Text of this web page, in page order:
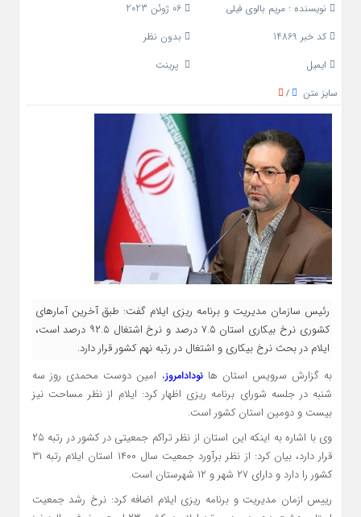
نویسنده : مریم بالوی فیلی
06 ژوئن 2023
کد خبر 14869
بدون نظر
ایمیل
پرینت
سایز متن
/
رئیس سازمان مدیریت و برنامه ریزی ایلام گفت: طبق آخرین آمارهای
کشوری نرخ بیکاری استان ۷.۵ درصد و نرخ اشتغال ۹۲.۵ درصد است،
ایلام در بحث نرخ بیکاری و اشتغال در رتبه نهم کشور قرار دارد.
به گزارش سرویس استان هانودادامروز، امین دوست محمدی روز سه
شنبه در جلسه شورای برنامه ریزی اظهار کرد: ایلام از نظر مساحت نیز
بیست و دومین استان کشور است.
وی با اشاره به اینکه این استان از نظر تراکم جمعیتی در کشور در رتبه ۲۵
قرار دارد، بیان کرد: از نظر برآورد جمعیت سال ۱۴۰۰ استان ایلام رتبه ۳۱
کشور را دارد و دارای ۲۷ شهر و ۱۲ شهرستان است.
رییس ازمان مدیریت و برنامه ریزی ایلام اضافه کرد: نرخ رشد جمعیت